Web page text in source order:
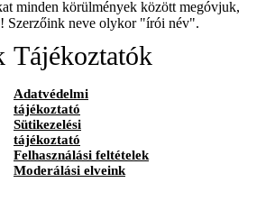
minden körülmények között megóvjuk,
Szerzőink neve olykor "írói név".
Tájékoztatók
Adatvédelmi
tájékoztató
Sütikezelési
tájékoztató
Felhasználási feltételek
Moderálási elveink